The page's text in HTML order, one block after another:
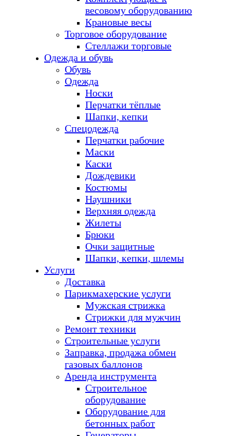
весовому оборудованию
Крановые весы
Торговое оборудование
Стеллажи торговые
Одежда и обувь
Обувь
Одежда
Носки
Перчатки тёплые
Шапки, кепки
Спецодежда
Перчатки рабочие
Маски
Каски
Дождевики
Костюмы
Наушники
Верхняя одежда
Жилеты
Брюки
Очки защитные
Шапки, кепки, шлемы
Услуги
Доставка
Парикмахерские услуги
Мужская стрижка
Стрижки для мужчин
Ремонт техники
Строительные услуги
Заправка, продажа обмен
газовых баллонов
Аренда инструмента
Строительное
оборудование
Оборудование для
бетонных работ